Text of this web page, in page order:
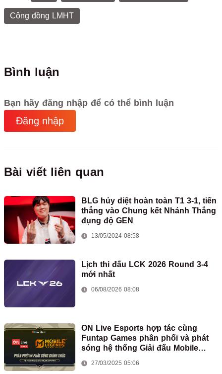
Cộng đồng LMHT
Bình luận
Bạn hãy đăng nhập để có thể bình luận
Đăng nhập
Bài viết liên quan
BLG hủy diệt hoàn toàn T1 3-1, tiến
thẳng vào Chung kết Nhánh Thắng
đụng độ GEN
13/05/2024 08:58
Lịch thi đấu LCK 2026 Round 3-4
mới nhất
06/08/2026 08:08
ON Live Esports hợp tác cùng
Funtap Games phân phối và phát
sóng hệ thống Giải đấu Mobile
27/03/2025 05:06